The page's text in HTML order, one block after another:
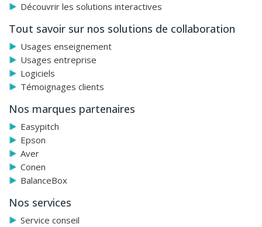
Découvrir les solutions interactives
Tout savoir sur nos solutions de collaboration
Usages enseignement
Usages entreprise
Logiciels
Témoignages clients
Nos marques partenaires
Easypitch
Epson
Aver
Conen
BalanceBox
Nos services
Service conseil